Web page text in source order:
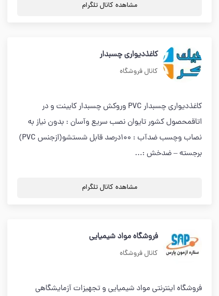
مشاهده کانال تلگرام
کاغذدیواری چسبدار
کانال فروشگاه
کاغذدیواری چسبدار PVC وروکش چسبدار کابینت و در
اتاقمحصول کشور تایوان نصب سریع وآسان : بدون نیاز به
نصاب وچسب ضدآب : 100درصد قابل شستشو(ازجنس PVC)
برجسته – ضدخش :...
مشاهده کانال تلگرام
فروشگاه مواد شیمیایی
کانال فروشگاه
فروشگاه اینترنتی مواد شیمیایی و تجهیزات آزمایشگاهی